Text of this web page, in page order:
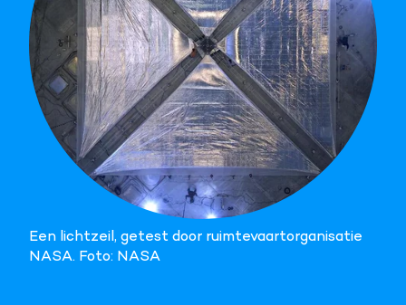
Een lichtzeil, getest door ruimtevaartorganisatie
NASA. Foto: NASA